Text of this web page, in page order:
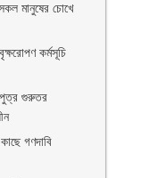
মানুষের চোখে
কর্মসূচি
পুত্র গুরুতর
গণদাবি